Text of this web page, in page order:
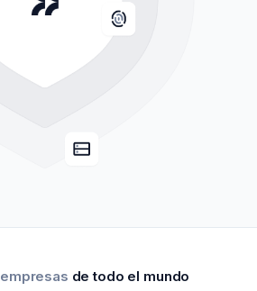
empresas de todo el mundo